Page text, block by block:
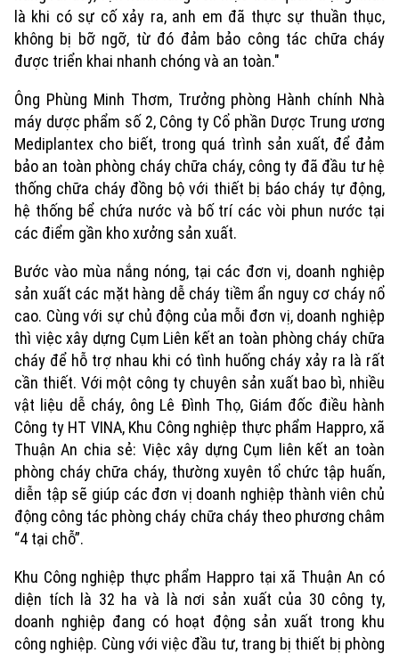
Xu hướng
là khi có sự cố xảy ra, anh em đã thực sự thuần thục,
không bị bỡ ngỡ, từ đó đảm bảo công tác chữa cháy
được triển khai nhanh chóng và an toàn."
Ông Phùng Minh Thơm, Trưởng phòng Hành chính Nhà
máy dược phẩm số 2, Công ty Cổ phần Dược Trung ương
Mediplantex cho biết, trong quá trình sản xuất, để đảm
bảo an toàn phòng cháy chữa cháy, công ty đã đầu tư hệ
thống chữa cháy đồng bộ với thiết bị báo cháy tự động,
hệ thống bể chứa nước và bố trí các vòi phun nước tại
các điểm gần kho xưởng sản xuất.
Bước vào mùa nắng nóng, tại các đơn vị, doanh nghiệp
sản xuất các mặt hàng dễ cháy tiềm ẩn nguy cơ cháy nổ
cao. Cùng với sự chủ động của mỗi đơn vị, doanh nghiệp
thì việc xây dựng Cụm Liên kết an toàn phòng cháy chữa
cháy để hỗ trợ nhau khi có tình huống cháy xảy ra là rất
cần thiết. Với một công ty chuyên sản xuất bao bì, nhiều
vật liệu dễ cháy, ông Lê Đình Thọ, Giám đốc điều hành
Công ty HT VINA, Khu Công nghiệp thực phẩm Happro, xã
Thuận An chia sẻ: Việc xây dựng Cụm liên kết an toàn
phòng cháy chữa cháy, thường xuyên tổ chức tập huấn,
diễn tập sẽ giúp các đơn vị doanh nghiệp thành viên chủ
động công tác phòng cháy chữa cháy theo phương châm
“4 tại chỗ”.
Khu Công nghiệp thực phẩm Happro tại xã Thuận An có
diện tích là 32 ha và là nơi sản xuất của 30 công ty,
doanh nghiệp đang có hoạt động sản xuất trong khu
công nghiệp. Cùng với việc đầu tư, trang bị thiết bị phòng